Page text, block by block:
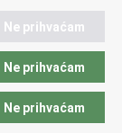
Ne prihvaćam
Ne prihvaćam
Ne prihvaćam